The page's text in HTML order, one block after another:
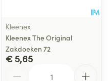
Kleenex
Kleenex The Original
Zakdoeken 72
€ 5,65